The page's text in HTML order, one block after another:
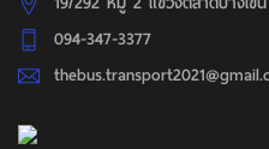
094-347-3377